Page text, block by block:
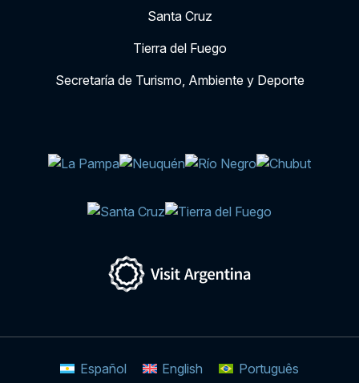
Santa Cruz
Tierra del Fuego
Secretaría de Turismo, Ambiente y Deporte
Español English Português